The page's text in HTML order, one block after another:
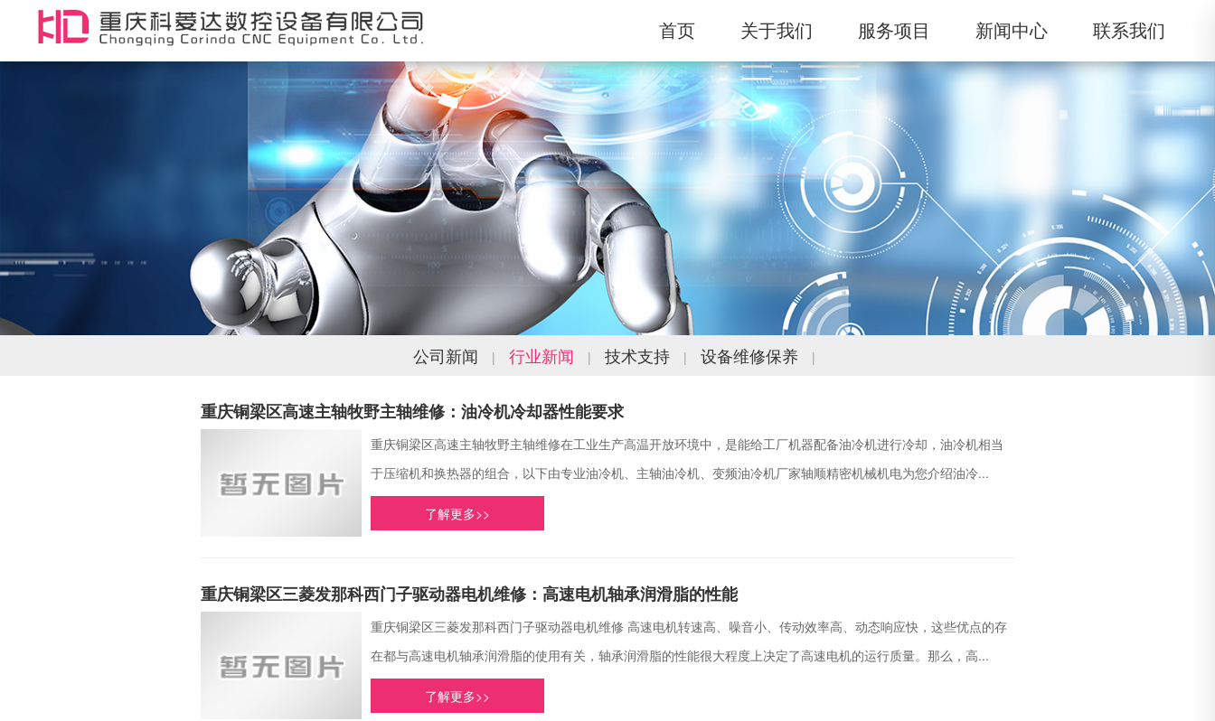
首页 关于我们 服务项目 新闻中心 联系我们
公司新闻 | 行业新闻 | 技术支持 | 设备维修保养 |
重庆铜梁区高速主轴牧野主轴维修：油冷机冷却器性能要求
重庆铜梁区高速主轴牧野主轴维修在工业生产高温开放环境中，是能给工厂机器配备油冷机进行冷却，油冷机相当
于压缩机和换热器的组合，以下由专业油冷机、主轴油冷机、变频油冷机厂家轴顺精密机械机电为您介绍油冷...
了解更多>>
重庆铜梁区三菱发那科西门子驱动器电机维修：高速电机轴承润滑脂的性能
重庆铜梁区三菱发那科西门子驱动器电机维修 高速电机转速高、噪音小、传动效率高、动态响应快，这些优点的存
在都与高速电机轴承润滑脂的使用有关，轴承润滑脂的性能很大程度上决定了高速电机的运行质量。那么，高...
了解更多>>